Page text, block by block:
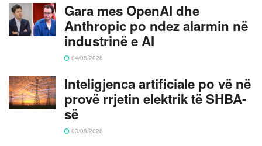
Gara mes OpenAI dhe
Anthropic po ndez alarmin në
industrinë e AI
04/08/2026
Inteligjenca artificiale po vë në
provë rrjetin elektrik të SHBA-
së
03/08/2026